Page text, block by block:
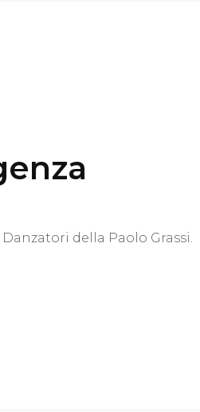
della Paolo Grassi.